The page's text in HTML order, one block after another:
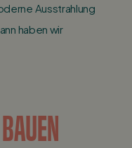
Ausstrahlung
haben wir